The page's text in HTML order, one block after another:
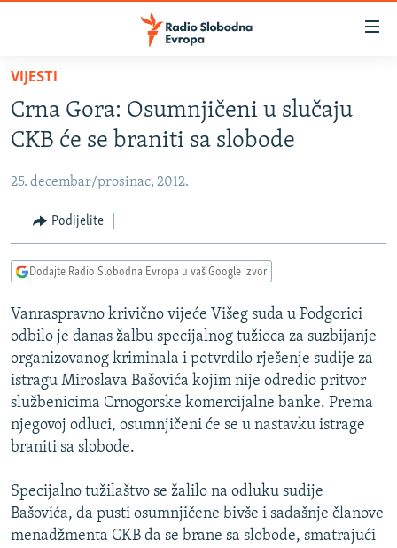
Pređite
glavni
sadržaj
na
navigaciju
Pređite
na
BOSNA I HERCEGOVINA
KOSOVO
CRNA GORA
VIDEO
FOTOGALERIJE
INFOGRAFIKE
PODCASTI
RAT U UKRAJINI
KINA NA BALKANU
RSE PRIČE IZ SVIJETA
ISPRIČAJ MI
DNEVNO@RSE
VIŠE OD NASLOVA
GENOCID U SREBRENICI
PRATITE NAS
VIJESTI
Crna Gora: Osumnjičeni u slučaju
CKB će se braniti sa slobode
25. decembar/prosinac, 2012.
Podijelite
Dodajte Radio Slobodna Evropa u vaš Google izvor
Vanraspravno krivično vijeće Višeg suda u Podgorici
odbilo je danas žalbu specijalnog tužioca za suzbijanje
organizovanog kriminala i potvrdilo rješenje sudije za
istragu Miroslava Bašovića kojim nije odredio pritvor
službenicima Crnogorske komercijalne banke. Prema
njegovoj odluci, osumnjičeni će se u nastavku istrage
braniti sa slobode.
Specijalno tužilaštvo se žalilo na odluku sudije
Bašovića, da pusti osumnjičene bivše i sadašnje članove
menadžmenta CKB da se brane sa slobode, smatrajući